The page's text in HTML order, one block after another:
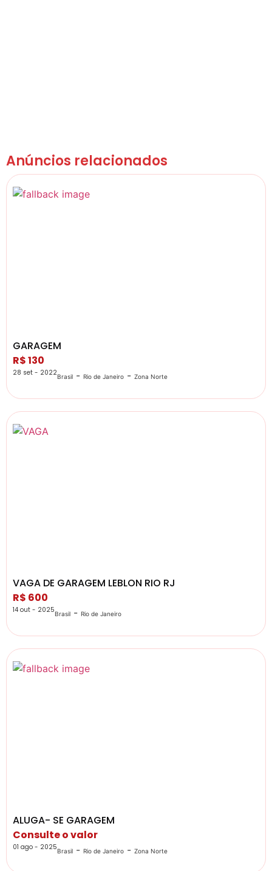
Anúncios relacionados
GARAGEM
R$ 130
28 set - 2022Brasil - Rio de Janeiro - Zona Norte
VAGA DE GARAGEM LEBLON RIO RJ
R$ 600
14 out - 2025Brasil - Rio de Janeiro
ALUGA- SE GARAGEM
Consulte o valor
01 ago - 2025Brasil - Rio de Janeiro - Zona Norte